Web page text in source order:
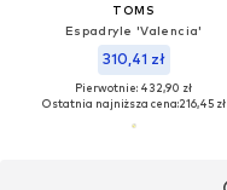
TOMS
Espadryle 'Valencia'
310,41 zł
Pierwotnie: 432,90 zł
Ostatnia najniższa cena:216,45 zł